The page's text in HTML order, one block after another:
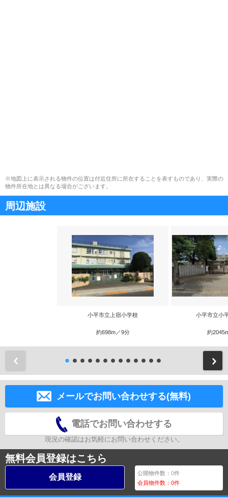
※地図上に表示される物件の位置は付近住所に所在することを表すものであり、実際の
物件所在地とは異なる場合がございます。
周辺施設
小平市立上宿小学校
約698m／9分
小平市立小
約
メールでお問い合わせする(無料)
電話でお問い合わせする
現況の確認はお気軽にお問い合わせください。
無料会員登録はこちら
会員登録 公開物件数：0件
会員物件数：0件